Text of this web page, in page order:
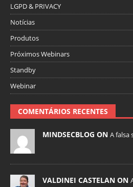
LGPD & PRIVACY
Notícias
Produtos
Próximos Webinars
Standby
Webinar
COMENTÁRIOS RECENTES
MINDSECBLOG ON A falsa
VALDINEI CASTELAN ON